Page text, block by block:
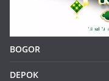
BOGOR
DEPOK